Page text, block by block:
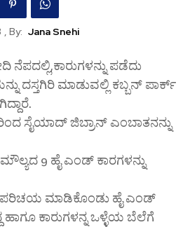
, By: Jana Snehi
ನೆಪದಲ್ಲಿ,ಕಾರುಗಳನ್ನು ಪಡೆದು
ದಸ್ತಗಿರಿ ಮಾಡುವಲ್ಲಿ ಕಬ್ಬನ್ ಪಾರ್ಕ್
ಸೈಯಾದ್ ಜಿಬ್ರಾನ್ ಎಂಬಾತನನ್ನು
9 ಹೈ ಎಂಡ್ ಕಾರಗಳನ್ನು
ಮಾಡಿಕೊಂಡು ಹೈ ಎಂಡ್
ಹಾಗೂ ಕಾರುಗಳನ್ನ ಒಳ್ಳೆಯ ಬೆಲೆಗೆ